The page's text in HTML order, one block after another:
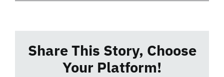
NewsShare This Story, Choose
Your Platform!